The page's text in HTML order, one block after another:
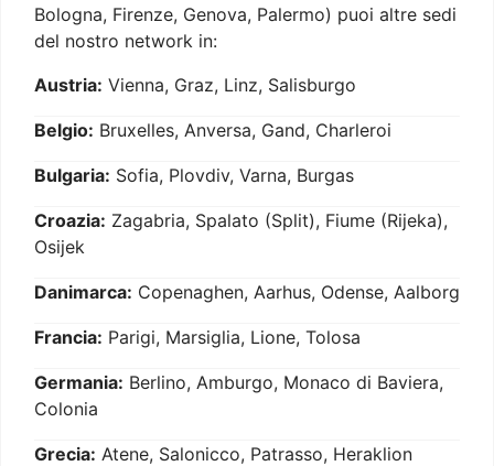
Bologna, Firenze, Genova, Palermo) puoi altre sedi
del nostro network in:
Austria: Vienna, Graz, Linz, Salisburgo
Belgio: Bruxelles, Anversa, Gand, Charleroi
Bulgaria: Sofia, Plovdiv, Varna, Burgas
Croazia: Zagabria, Spalato (Split), Fiume (Rijeka),
Osijek
Danimarca: Copenaghen, Aarhus, Odense, Aalborg
Francia: Parigi, Marsiglia, Lione, Tolosa
Germania: Berlino, Amburgo, Monaco di Baviera,
Colonia
Grecia: Atene, Salonicco, Patrasso, Heraklion